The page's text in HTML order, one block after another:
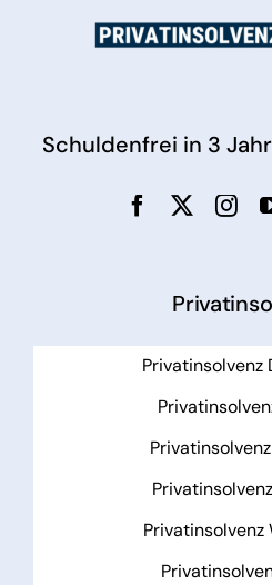
Schuldenfrei in 3
Privatinsolvenz